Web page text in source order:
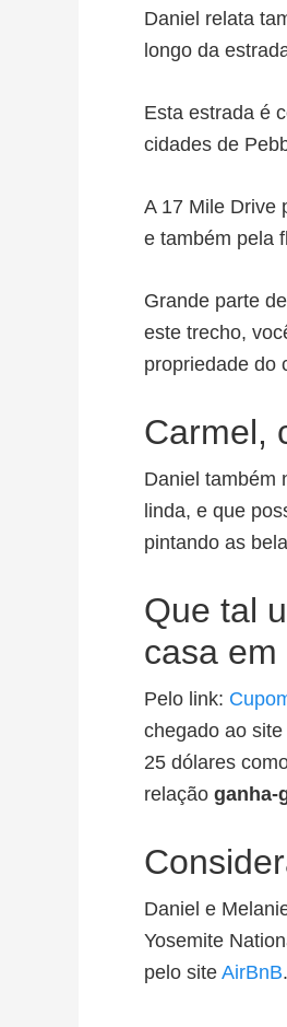
Daniel relata
longo da
Esta estrada é
cidades de
A 17 Mile Drive
e também pela
Grande parte
este trecho,
propriedade do
Carmel,
Daniel também
linda, e que
pintando as
Que tal
casa
Pelo link:
chegado ao
25 dólares
relação ganha-
Daniel e
Yosemite
pelo site AirBnB.